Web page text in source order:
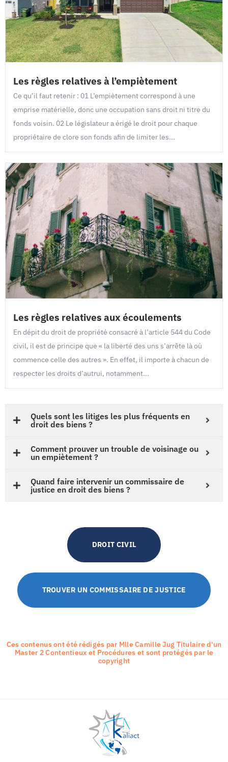
Les règles relatives à l’empiètement
Ce qu’il faut retenir : 01 L’empiètement correspond à une
emprise matérielle, donc une occupation sans droit ni titre du
fonds voisin. 02 Le législateur a érigé le droit pour chaque
propriétaire de clore son fonds afin de limiter les...
Les règles relatives aux écoulements
En dépit du droit de propriété consacré à l’article 544 du Code
civil, il est de principe que « la liberté des uns s’arrête là où
commence celle des autres ». En effet, il importe à chacun de
respecter les droits d’autrui, notamment...
Quels sont les litiges les plus fréquents en
droit des biens ?
Comment prouver un trouble de voisinage ou
un empiètement ?
Quand faire intervenir un commissaire de
justice en droit des biens ?
DROIT CIVIL
TROUVER UN COMMISSAIRE DE JUSTICE
Ces contenus ont été rédigés par Mlle Camille Jug Titulaire d'un
Master 2 Contentieux et Procédures et sont protégés par le
copyright